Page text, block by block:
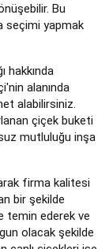
Bu
seçimi yapmak
hakkında
alanında
alabilirsiniz.
çiçek buketi
mutluluğu inşa
firma kalitesi
bir şekilde
temin ederek ve
olacak şekilde